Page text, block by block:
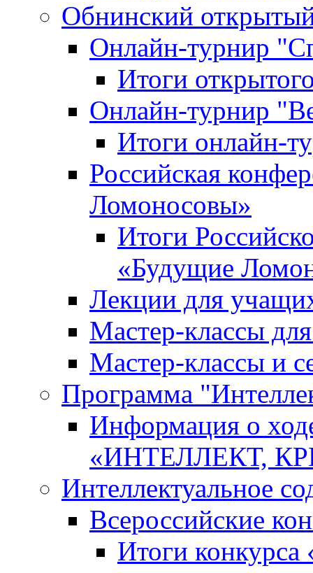
Обнинский
Онлайн-турнир
Итоги
Онлайн-турнир
Итоги онлайн-
Российская
Ломоносовы»
Итоги
«Будущие
Лекции для
Мастер-классы
Мастер-классы и
Программа
Информация о
«ИНТЕЛЛЕКТ,
Интеллектуальное
Всероссийские
Итоги конкурса